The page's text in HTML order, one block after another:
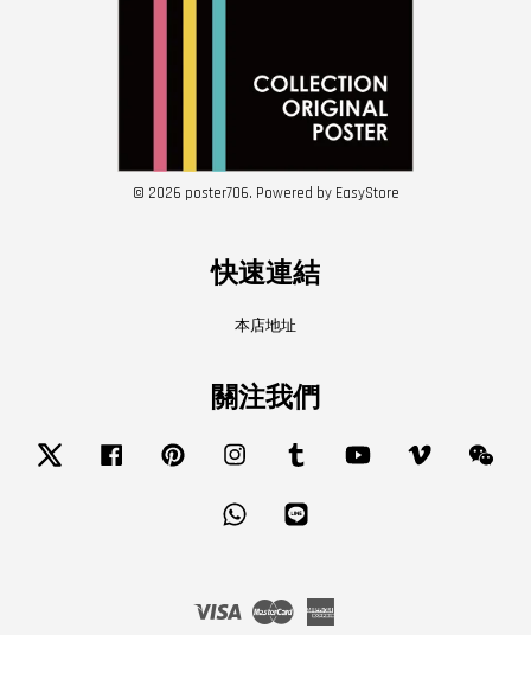
© 2026 poster706. Powered by EasyStore
快速連結
本店地址
關注我們
Twitter Facebook Pinterest Instagram Tumblr YouTube Vimeo
Whatsapp
Visa Master